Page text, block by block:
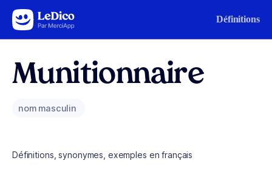
Aller au contenu Définitions
Munitionnaire
nom masculin
Définitions, synonymes, exemples en français